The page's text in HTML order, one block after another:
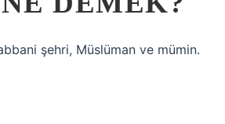
şehri, Müslüman ve mümin.